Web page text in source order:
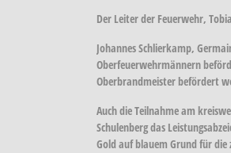
Der Leiter der Feuerwehr,
Johannes Schlierkamp,
Oberfeuerwehrmännern
Oberbrandmeister befördert
Auch die Teilnahme am
Schulenberg das
Gold auf blauem Grund für